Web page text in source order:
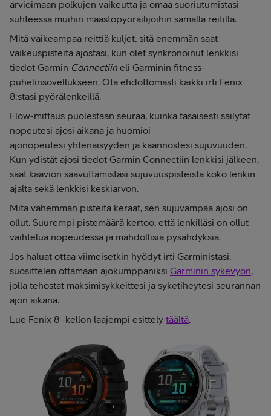
arvioimaan polkujen vaikeutta ja omaa suoriutumistasi
suhteessa muihin maastopyöräilijöihin samalla reitillä.
Mitä vaikeampaa reittiä kuljet, sitä enemmän saat
vaikeuspisteitä ajostasi, kun olet synkronoinut lenkkisi
tiedot Garmin Connectiineli Garminin fitness-
puhelinsovellukseen. Ota ehdottomasti kaikki irti Fenix
8:stasi pyörälenkeillä.
Flow-mittaus puolestaan seuraa, kuinka tasaisesti säilytät
nopeutesi ajosi aikana ja huomioi
ajonopeutesi yhtenäisyyden ja käännöstesi sujuvuuden.
Kun ydistät ajosi tiedot Garmin Connectiin lenkkisi jälkeen,
saat kaavion saavuttamistasi sujuvuuspisteistä koko lenkin
ajalta sekä lenkkisi keskiarvon.
Mitä vähemmän pisteitä keräät, sen sujuvampaa ajosi on
ollut. Suurempi pistemäärä kertoo, että lenkilläsi on ollut
vaihtelua nopeudessa ja mahdollisia pysähdyksiä.
Jos haluat ottaa viimeisetkin hyödyt irti Garministasi,
suosittelen ottamaan ajokumppaniksi Garminin sykevyön,
jolla tehostat maksimisykkeittesi ja syketiheytesi seurannan
ajon aikana.
Lue Fenix 8 -kellon laajempi esittely täältä.